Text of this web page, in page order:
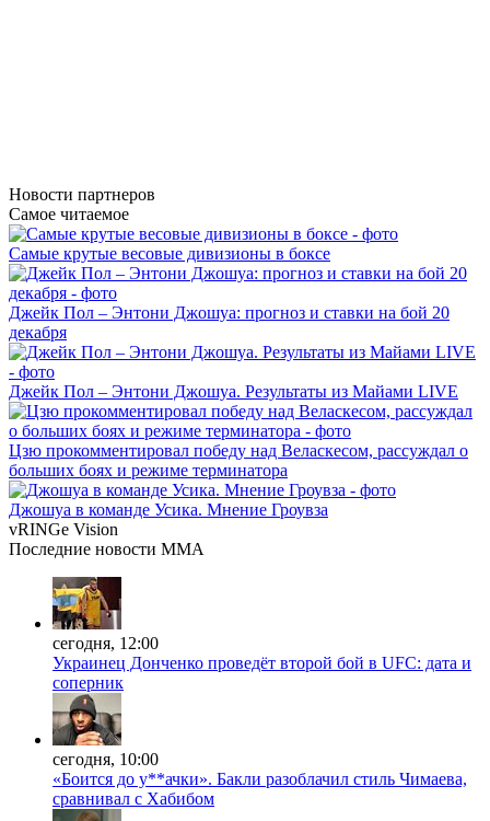
Новости партнеров
Самое читаемое
Самые крутые весовые дивизионы в боксе
Джейк Пол – Энтони Джошуа: прогноз и ставки на бой 20
декабря
Джейк Пол – Энтони Джошуа. Результаты из Майами LIVE
Цзю прокомментировал победу над Веласкесом, рассуждал о
больших боях и режиме терминатора
Джошуа в команде Усика. Мнение Гроувза
vRINGe Vision
Последние новости MMA
сегодня, 12:00
Украинец Донченко проведёт второй бой в UFC: дата и
соперник
сегодня, 10:00
«Боится до у**ачки». Бакли разоблачил стиль Чимаева,
сравнивал с Хабибом